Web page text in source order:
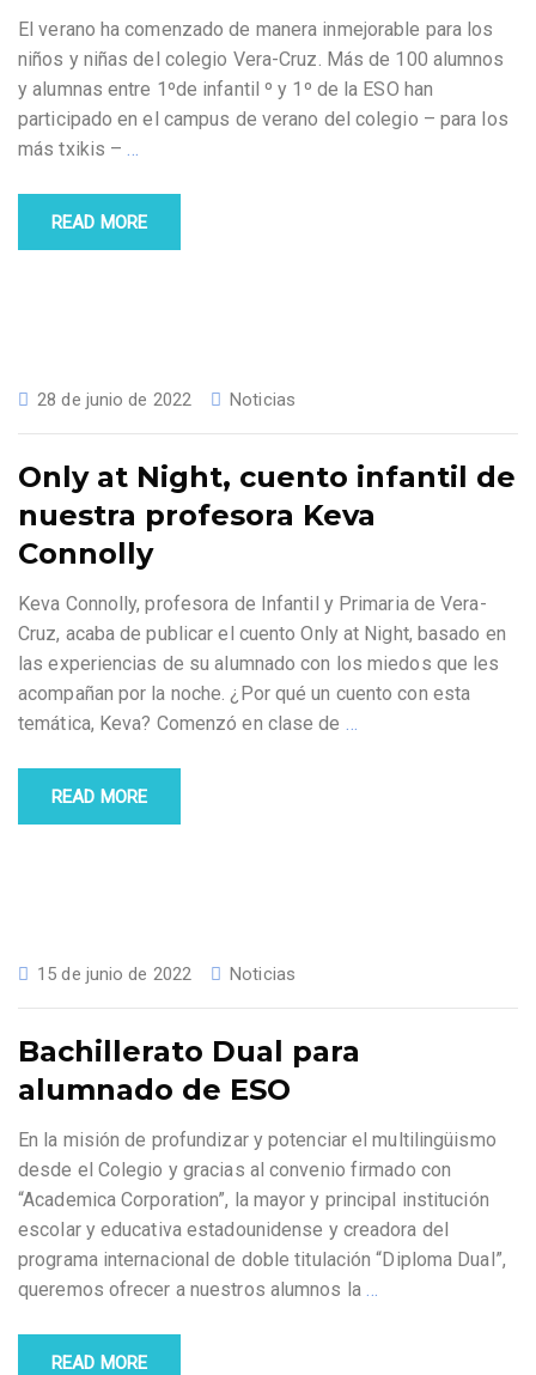
El verano ha comenzado de manera inmejorable para los
niños y niñas del colegio Vera-Cruz. Más de 100 alumnos
y alumnas entre 1ºde infantil º y 1º de la ESO han
participado en el campus de verano del colegio – para los
más txikis –…
READ MORE
28 de junio de 2022 Noticias
Only at Night, cuento infantil de
nuestra profesora Keva
Connolly
Keva Connolly, profesora de Infantil y Primaria de Vera-
Cruz, acaba de publicar el cuento Only at Night, basado en
las experiencias de su alumnado con los miedos que les
acompañan por la noche. ¿Por qué un cuento con esta
temática, Keva? Comenzó en clase de …
READ MORE
15 de junio de 2022 Noticias
Bachillerato Dual para
alumnado de ESO
En la misión de profundizar y potenciar el multilingüismo
desde el Colegio y gracias al convenio firmado con
“Academica Corporation”, la mayor y principal institución
escolar y educativa estadounidense y creadora del
programa internacional de doble titulación “Diploma Dual”,
queremos ofrecer a nuestros alumnos la …
READ MORE